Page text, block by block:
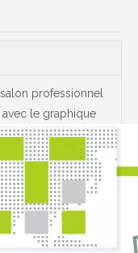
professionnel
le graphique